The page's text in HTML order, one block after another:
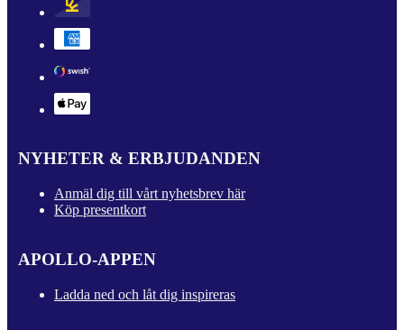
NYHETER & ERBJUDANDEN
Anmäl dig till vårt nyhetsbrev här
Köp presentkort
APOLLO-APPEN
Ladda ned och låt dig inspireras